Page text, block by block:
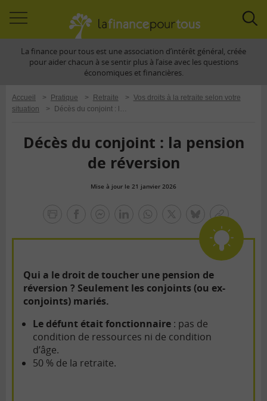
àLa finance pour tous est une association d’intérêt général, créée
pour aider chacun à se sentir plus à l’aise avec les questions
économiques et financières.
Accueil > Pratique > Retraite > Vos droits à la retraite selon votre
situation
> Décès du conjoint : la pension de réversion
Décès du conjoint : la pension
de réversion
Mise à jour le 21 janvier 2026
tous
TwitterblueskyCopier
le
lien
Qui a le droit de toucher une pension de
réversion ? Seulement les conjoints (ou ex-
conjoints) mariés.
Le défunt était fonctionnaire : pas de
condition de ressources ni de condition
d’âge.
50 % de la retraite.